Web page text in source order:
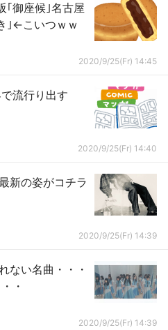
｢御座候｣名古屋
｣←こいつｗｗ
2020/9/25(Fr) 14:45
流行り出す
2020/9/25(Fr) 14:40
新の姿がコチラ
2020/9/25(Fr) 14:39
ない名曲・・・
・
2020/9/25(Fr) 14:39